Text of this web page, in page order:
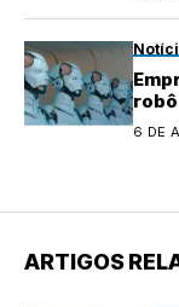
6 DE
ARTIGOS